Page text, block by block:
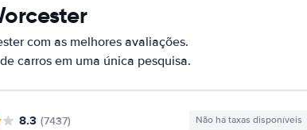
com as melhores avaliações.
carros em uma única pesquisa.
8.3 (7437) Não há taxas disponíveis